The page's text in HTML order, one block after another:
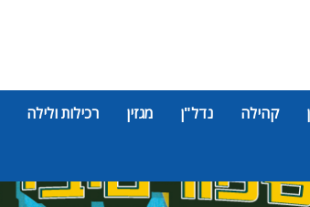
קהילה נדל"ן מגזין רכילות ולילה